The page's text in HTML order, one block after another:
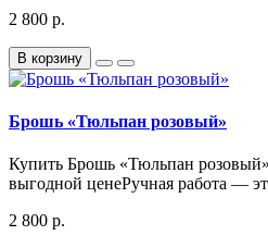
2 800 р.
В корзину
Брошь «Тюльпан розовый»
Купить Брошь «Тюльпан
выгодной ценеРучная работа —
2 800 р.